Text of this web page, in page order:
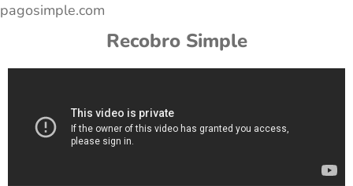
pagosimple.com
Recobro Simple